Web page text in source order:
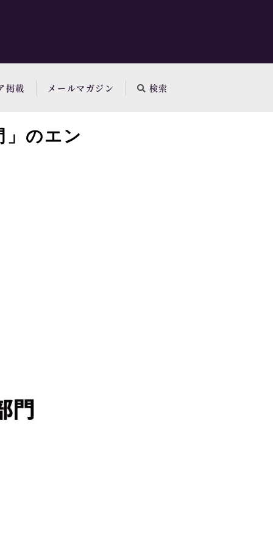
掲載 メールマガジン 検索
」のエン